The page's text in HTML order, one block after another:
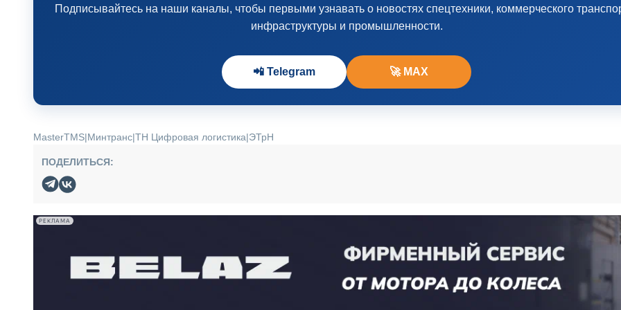
Подписывайтесь на наши каналы, чтобы первыми узнавать о новостях спецтехники, коммерческого
инфраструктуры и промышленности.
📲 Telegram 🚀 MAX
MasterTMS|Минтранс|ТН Цифровая логистика|ЭТрН
ПОДЕЛИТЬСЯ:
РЕКЛАМА